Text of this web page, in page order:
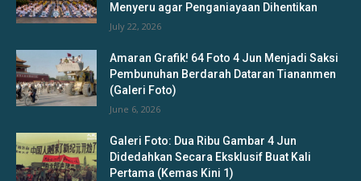
Menyeru agar Penganiayaan Dihentikan
July 22, 2026
Amaran Grafik! 64 Foto 4 Jun Menjadi Saksi
Pembunuhan Berdarah Dataran Tiananmen
(Galeri Foto)
June 6, 2026
Galeri Foto: Dua Ribu Gambar 4 Jun
Didedahkan Secara Eksklusif Buat Kali
Pertama (Kemas Kini 1)